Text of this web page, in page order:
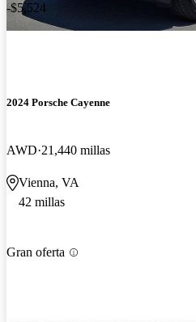
-$5,524
2024 Porsche Cayenne
AWD 21,440 millas
Vienna, VA
42 millas
Gran oferta